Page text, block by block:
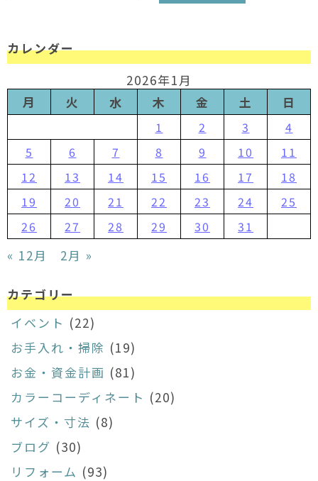
カレンダー
2026年1月
月
火 水 木 金 土 日
1 2 3
4
5
6 7 8 9 10
11
12
13 14 15 16 17
18
19
20 21 22 23 24
25
26
27 28 29 30 31
« 12月 2月 »
カテゴリー
イベント (22)
お手入れ・掃除 (19)
お金・資金計画 (81)
カラーコーディネート (20)
サイズ・寸法 (8)
ブログ (30)
リフォーム (93)